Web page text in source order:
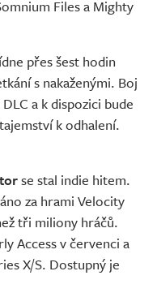
Files a Mighty
přes šest hodin
s nakaženými. Boj
a k dispozici bude
k odhalení.
se stal indie hitem.
za hrami Velocity
tři miliony hráčů.
Access v červenci a
X/S. Dostupný je